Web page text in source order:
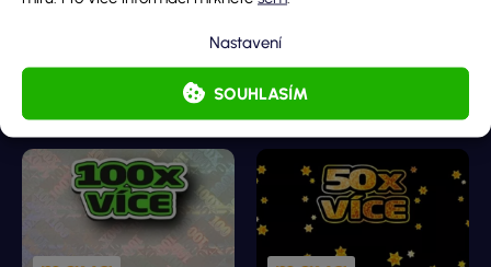
SOUHLASÍM
Nastavení
Podobné doporučené losy